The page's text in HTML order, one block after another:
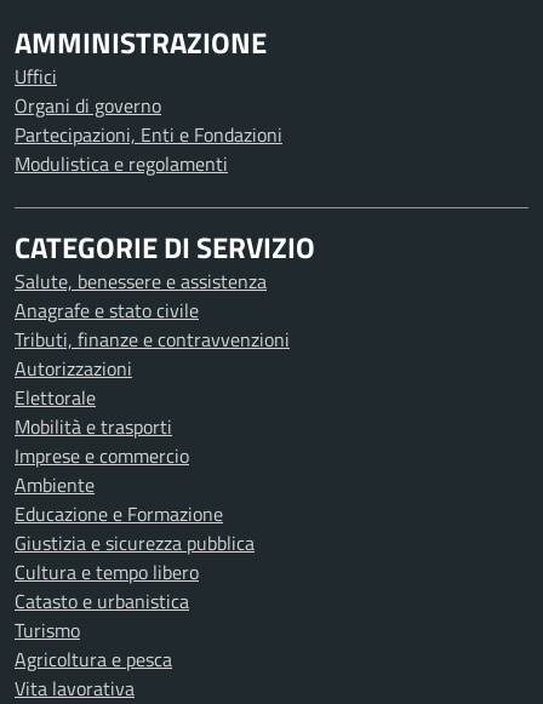
AMMINISTRAZIONE
Uffici
Organi di governo
Partecipazioni, Enti e Fondazioni
Modulistica e regolamenti
CATEGORIE DI SERVIZIO
Salute, benessere e assistenza
Anagrafe e stato civile
Tributi, finanze e contravvenzioni
Autorizzazioni
Elettorale
Mobilità e trasporti
Imprese e commercio
Ambiente
Educazione e Formazione
Giustizia e sicurezza pubblica
Cultura e tempo libero
Catasto e urbanistica
Turismo
Agricoltura e pesca
Vita lavorativa